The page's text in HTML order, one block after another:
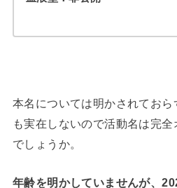
本名については明かされてお
も実在しないので活動名は完
でしょうか。
年齢を明かしていませんが、